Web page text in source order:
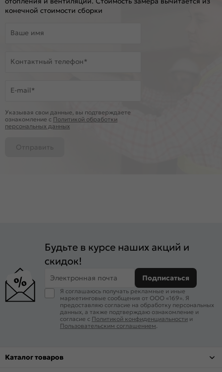
конечной стоимости сборки
Ваше имя
Контактный телефон*
E-mail*
Указывая свои данные, вы подтверждаете
ознакомление c Политикой обработки
персональных данных
Отправить
Будьте в курсе наших акций и
скидок!
Электронная почта Подписаться
Я соглашаюсь получать рекламные и иные
маркетинговые сообщения от ООО «169». Я
предоставляю согласие на обработку персональных
данных, а также подтверждаю ознакомление и
согласие с Политикой конфиденциальности и
Пользовательским соглашением
Каталог товаров